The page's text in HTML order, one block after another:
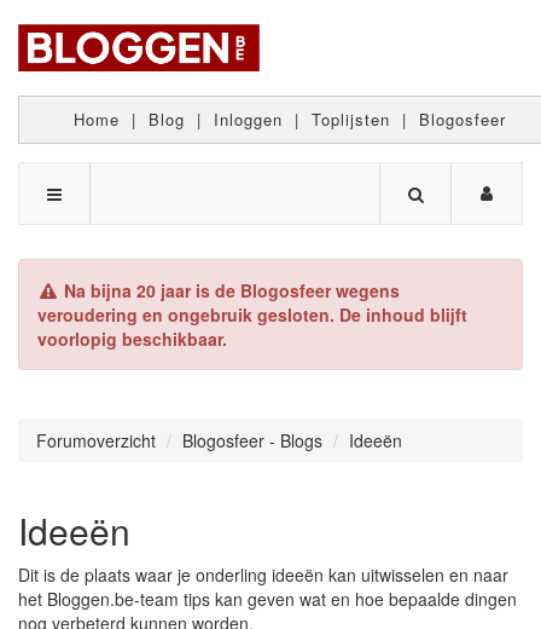
Home | Blog | Inloggen | Toplijsten | Blogosfeer
Na bijna 20 jaar is de Blogosfeer wegens
veroudering en ongebruik gesloten. De inhoud blijft
voorlopig beschikbaar.
Forumoverzicht Blogosfeer - Blogs Ideeën
Ideeën
Dit is de plaats waar je onderling ideeën kan uitwisselen en naar
het Bloggen.be-team tips kan geven wat en hoe bepaalde dingen
nog verbeterd kunnen worden.